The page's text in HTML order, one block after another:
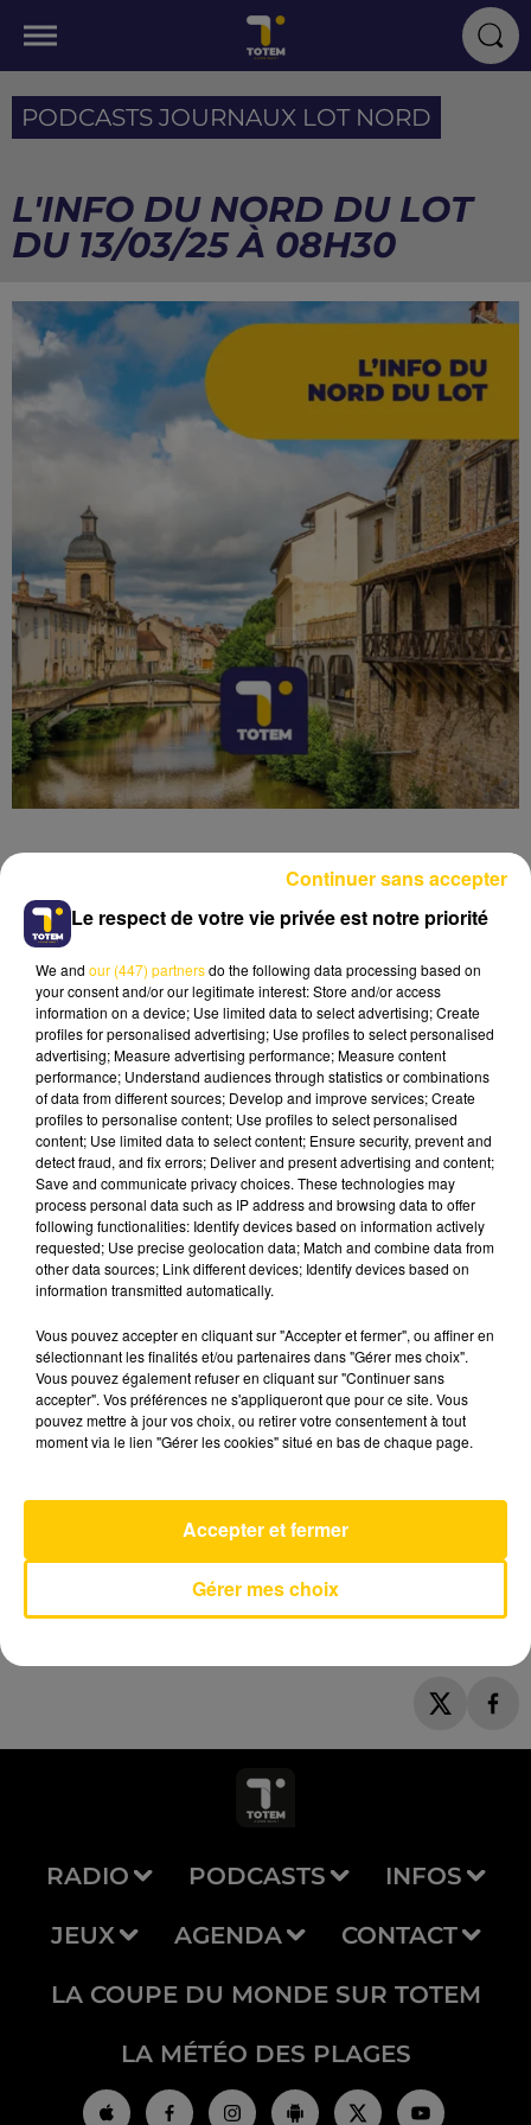
PODCASTS JOURNAUX LOT NORD
L'INFO DU NORD DU LOT
DU 13/03/25 À 08H30
13 mars 2025 - 4 min 6 sec
L'INFO DU NORD DU LOT DU 13/03/25 À
08H30
Ecoutez sur Totem l'information à Tulle, Brive,
dans le Nord du Lot et le pays sarladais avec les
reportages de nos journalistes sur le terrain.
MARK AMBOR
RADIO PODCASTS INFOS
JEUX AGENDA CONTACT
LA COUPE DU MONDE SUR TOTEM
LA MÉTÉO DES PLAGES
Le respect de votre vie privée est notre priorité
We and our (447) partnersdo the following data processing based on
your consent and/or our legitimate interest: Store and/or access
information on a device; Use limited data to select advertising; Create
profiles for personalised advertising; Use profiles to select personalised
advertising; Measure advertising performance; Measure content
performance; Understand audiences through statistics or combinations
of data from different sources; Develop and improve services; Create
profiles to personalise content; Use profiles to select personalised
content; Use limited data to select content; Ensure security, prevent and
detect fraud, and fix errors; Deliver and present advertising and content;
Save and communicate privacy choices. These technologies may
process personal data such as IP address and browsing data to offer
following functionalities: Identify devices based on information actively
requested; Use precise geolocation data; Match and combine data from
other data sources; Link different devices; Identify devices based on
information transmitted automatically.
Vous pouvez accepter en cliquant sur "Accepter et fermer", ou affiner en
sélectionnant les finalités et/ou partenaires dans "Gérer mes choix".
Vous pouvez également refuser en cliquant sur "Continuer sans
accepter". Vos préférences ne s'appliqueront que pour ce site. Vous
pouvez mettre à jour vos choix, ou retirer votre consentement à tout
moment via le lien "Gérer les cookies" situé en bas de chaque page.
Gérer mes choix
Accepter et fermer
Continuer sans accepter